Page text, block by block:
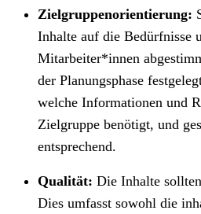
Zielgruppenorientierung:
Inhalte auf die Bedürfnisse
Mitarbeiter*innen
der Planungsphase
welche Informationen und
Zielgruppe benötigt, und
entsprechend.
Qualität: Die Inhalte
Dies umfasst sowohl die